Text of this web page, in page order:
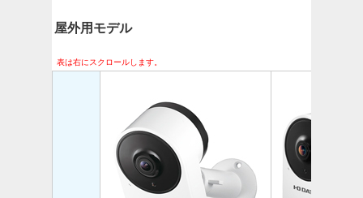
屋外用モデル
表は右にスクロールします。